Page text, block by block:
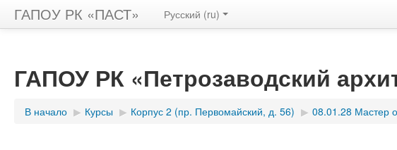
ГАПОУ РК «ПАСТ» Русский ‎(ru)‎
ГАПОУ РК «Петрозаводский
В начало ▶︎ Курсы ▶︎ Корпус 2 (пр. Первомайский, д. 56) ▶︎ 08.01.28 Мастер